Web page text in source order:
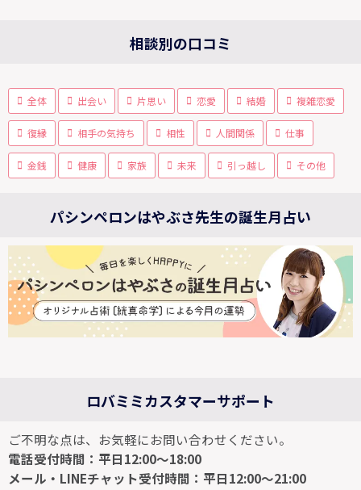
相談別の口コミ
全体 出会い 片思い 恋愛 結婚 複雑恋愛
復縁 相手の気持ち 相性 人間関係 仕事
金銭 健康 家族 未来 引っ越し その他
パシンペロンはやぶさ先生の誕生月占い
ロバミミカスタマーサポート
ご不明な点は、お気軽にお問い合わせください。
電話受付時間：平日12:00～18:00
メール・LINEチャット受付時間：平日12:00～21:00